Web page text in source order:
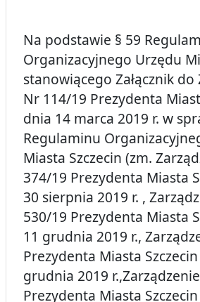
Na podstawie § 59
Organizacyjnego Urzędu
stanowiącego Załącznik do
Nr 114/19 Prezydenta
dnia 14 marca 2019 r. w
Regulaminu
Miasta Szczecin (zm.
374/19 Prezydenta Miasta
30 sierpnia 2019 r. ,
530/19 Prezydenta Miasta
11 grudnia 2019 r.,
Prezydenta Miasta
grudnia 2019
Prezydenta Miasta